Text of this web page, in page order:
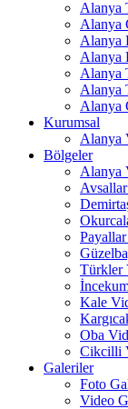
Alanya
Alanya
Alanya
Alanya
Alanya
Alanya
Alanya
Kurumsal
Alanya
Bölgeler
Alanya
Türkler
Kale
Oba
Cikcilli
Galeriler
Foto
Video